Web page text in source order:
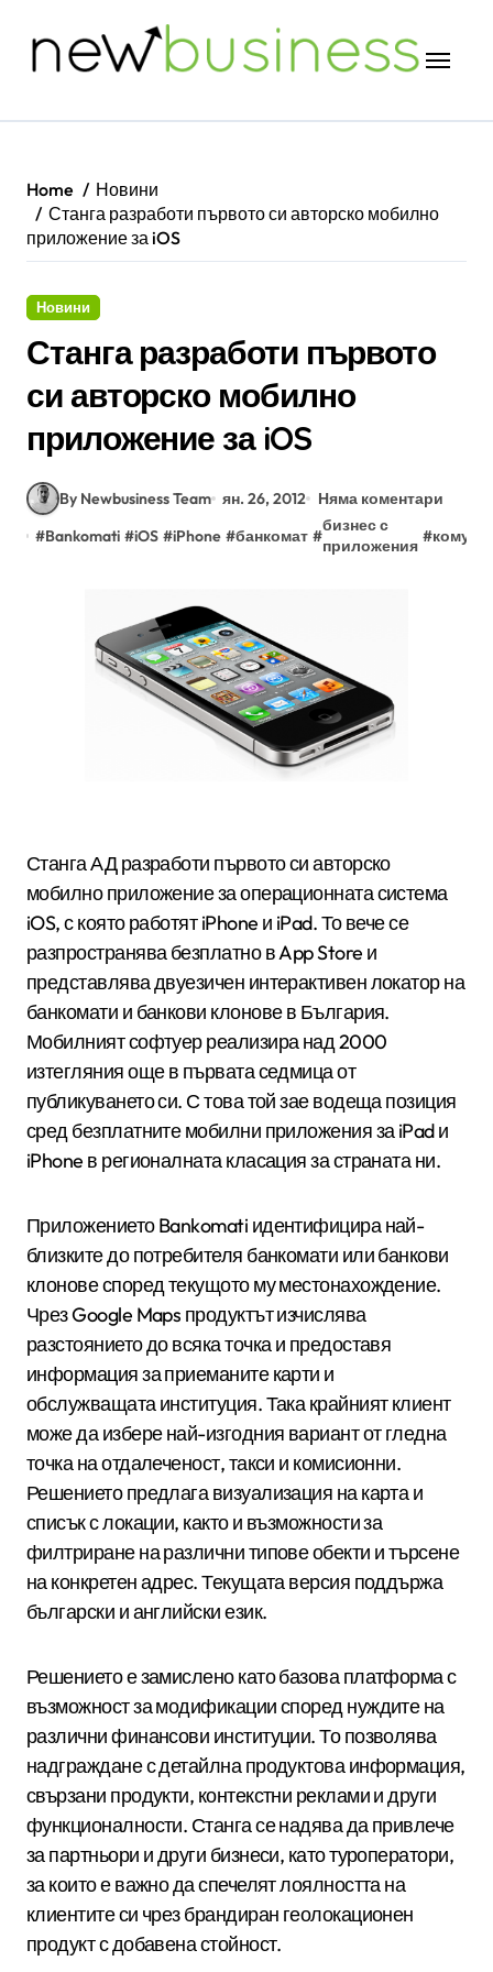
Home
Новини
Станга разработи първото си авторско мобилно
приложение за iOS
Новини
Станга разработи първото
си авторско мобилно
приложение за iOS
By Newbusiness Team ян. 26, 2012
Няма коментари
#Bankomati #iOS #iPhone #банкомат #
бизнес с
приложения
#
Станга АД разработи първото си авторско
мобилно приложение за операционната система
iOS, с която работят iPhone и iPad. То вече се
разпространява безплатно в App Store и
представлява двуезичен интерактивен локатор на
банкомати и банкови клонове в България.
Мобилният софтуер реализира над 2000
изтегляния още в първата седмица от
публикуването си. С това той зае водеща позиция
сред безплатните мобилни приложения за iPad и
iPhone в регионалната класация за страната ни.
Приложението Bankomati идентифицира най-
близките до потребителя банкомати или банкови
клонове според текущото му местонахождение.
Чрез Google Maps продуктът изчислява
разстоянието до всяка точка и предоставя
информация за приеманите карти и
обслужващата институция. Така крайният клиент
може да избере най-изгодния вариант от гледна
точка на отдалеченост, такси и комисионни.
Решението предлага визуализация на карта и
списък с локации, както и възможности за
филтриране на различни типове обекти и търсене
на конкретен адрес. Текущата версия поддържа
български и английски език.
Решението е замислено като базова платформа с
възможност за модификации според нуждите на
различни финансови институции. То позволява
надграждане с детайлна продуктова информация,
свързани продукти, контекстни реклами и други
функционалности. Станга се надява да привлече
за партньори и други бизнеси, като туроператори,
за които е важно да спечелят лоялността на
клиентите си чрез брандиран геолокационен
продукт с добавена стойност.